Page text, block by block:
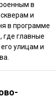
в
и
в программе
где главные
улицам и